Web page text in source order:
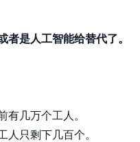
者是人工智能给替代了。
有几万个工人。
人只剩下几百个。